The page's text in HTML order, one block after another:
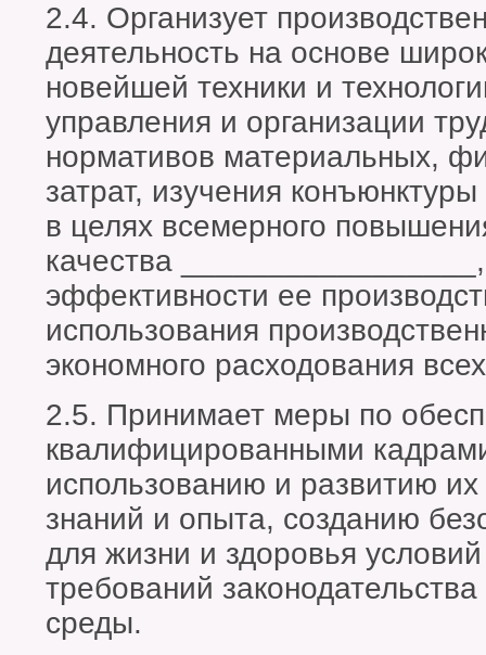
2.4. Организует
деятельность на основе
новейшей техники и
управления и организации
нормативов материальных,
затрат, изучения
в целях всемерного
качества
эффективности ее
использования
экономного расходования
2.5. Принимает меры по
квалифицированными
использованию и развитию
знаний и опыта, созданию
для жизни и здоровья
требований
среды.